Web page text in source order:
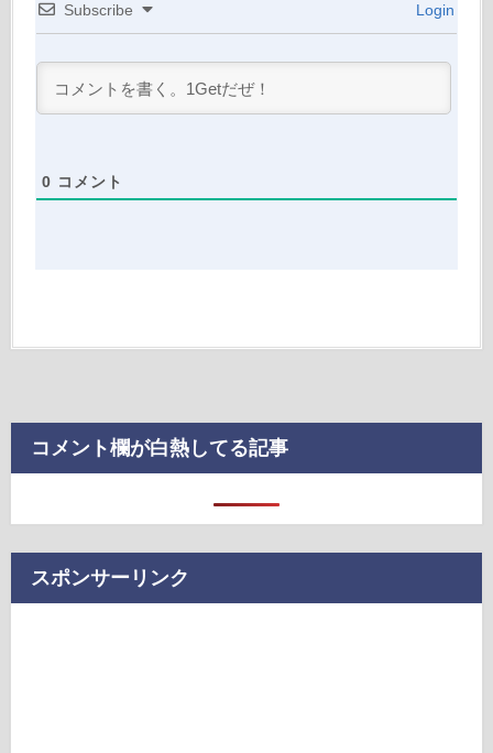
Subscribe Login
0 コメント
コメント欄が白熱してる記事
スポンサーリンク